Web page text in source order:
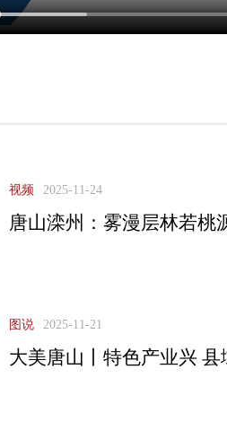
视频 2025-11-24
唐山滦州：雾漫层林若桃
图说 2025-11-21
大美唐山丨特色产业兴 县